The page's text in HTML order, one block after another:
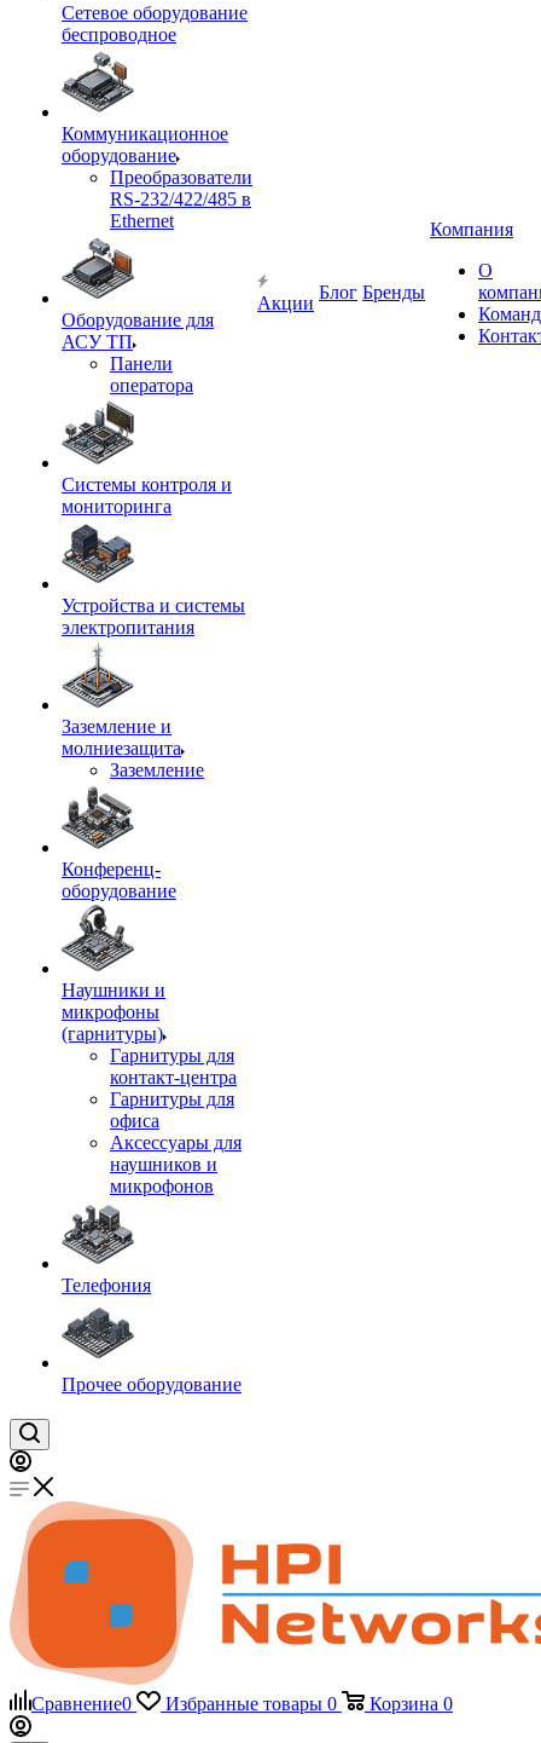
Сетевое оборудование
беспроводное
Коммуникационное
оборудование
Преобразователи
RS-232/422/485 в
Ethernet
Оборудование для
АСУ ТП
Панели
оператора
Системы контроля и
мониторинга
Устройства и системы
электропитания
Заземление и
молниезащита
Заземление
Конференц-
оборудование
Наушники и
микрофоны
(гарнитуры)
Гарнитуры для
контакт-центра
Гарнитуры для
офиса
Аксессуары для
наушников и
микрофонов
Телефония
Прочее оборудование
Акции
Блог Бренды
Компания
О
Сравнение0 Избранные товары 0 Корзина 0